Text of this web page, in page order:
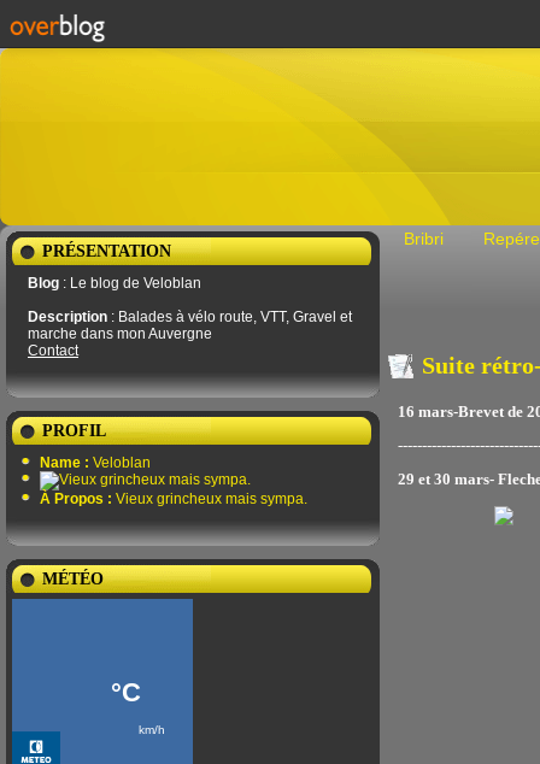
PRÉSENTATION
Blog : Le blog de Veloblan
Description : Balades à vélo route, VTT, Gravel et
marche dans mon Auvergne
Contact
PROFIL
Name : Veloblan
À Propos : Vieux grincheux mais sympa.
MÉTÉO
Bribri
Suite
16 mars-Brevet de
29 et 30 mars-